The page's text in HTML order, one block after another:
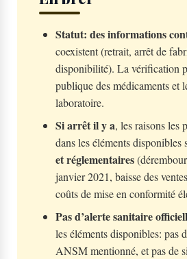
Statut: des informations
coexistent (retrait, arrêt de
disponibilité). La vérification
publique des médicaments et
laboratoire.
Si arrêt il y a, les raisons les
dans les éléments disponibles
et réglementaires
janvier 2021, baisse des
coûts de mise en conformité
Pas d’alerte sanitaire
les éléments disponibles: pas
ANSM mentionné, et pas de